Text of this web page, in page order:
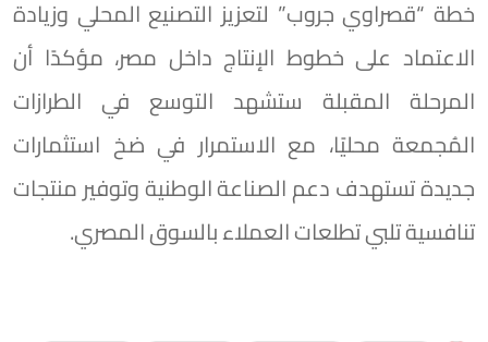
خطة “قصراوي جروب” لتعزيز التصنيع المحلي وزيادة
الاعتماد على خطوط الإنتاج داخل مصر، مؤكدًا أن
المرحلة المقبلة ستشهد التوسع في الطرازات
المُجمعة محليًا، مع الاستمرار في ضخ استثمارات
جديدة تستهدف دعم الصناعة الوطنية وتوفير منتجات
تنافسية تلبي تطلعات العملاء بالسوق المصري.